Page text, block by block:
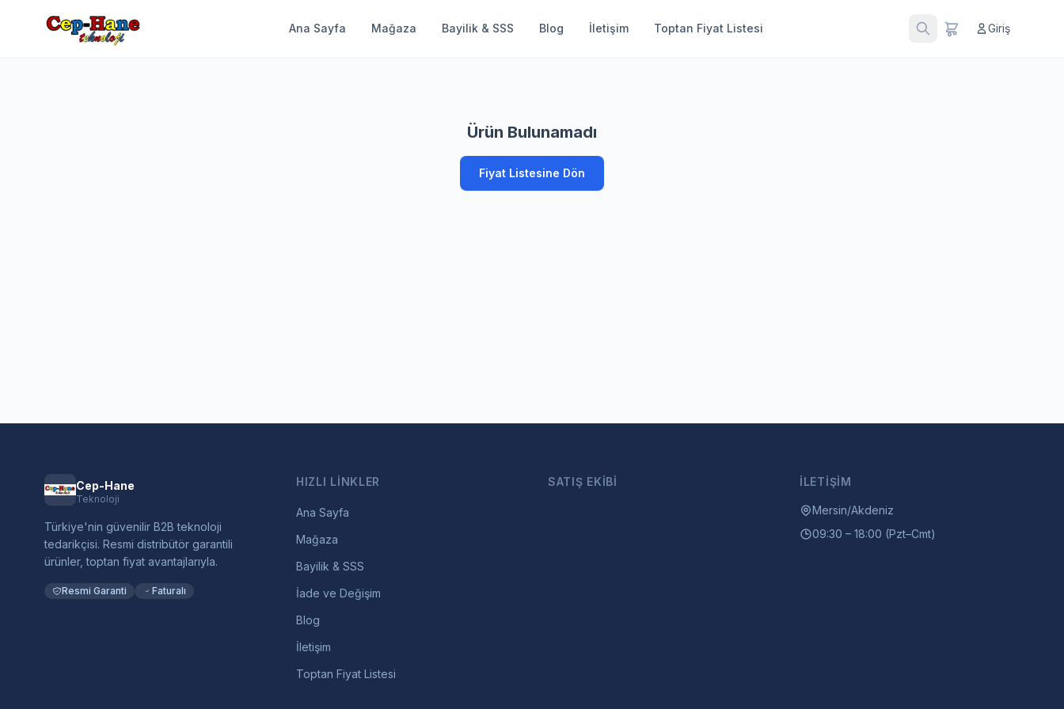
Ana Sayfa Mağaza Bayilik & SSS Blog İletişim Toptan Fiyat Listesi Giriş
Ürün Bulunamadı
Fiyat Listesine Dön
Cep-Hane
Teknoloji
Türkiye'nin güvenilir B2B teknoloji
tedarikçisi. Resmi distribütör garantili
ürünler, toptan fiyat avantajlarıyla.
Resmi Garanti Faturalı
HIZLI LINKLER
Ana Sayfa
Mağaza
Bayilik & SSS
İade ve Değişim
Blog
İletişim
Toptan Fiyat Listesi
SATIŞ EKIBI İLETIŞIM
Mersin/Akdeniz
09:30 – 18:00 (Pzt–Cmt)